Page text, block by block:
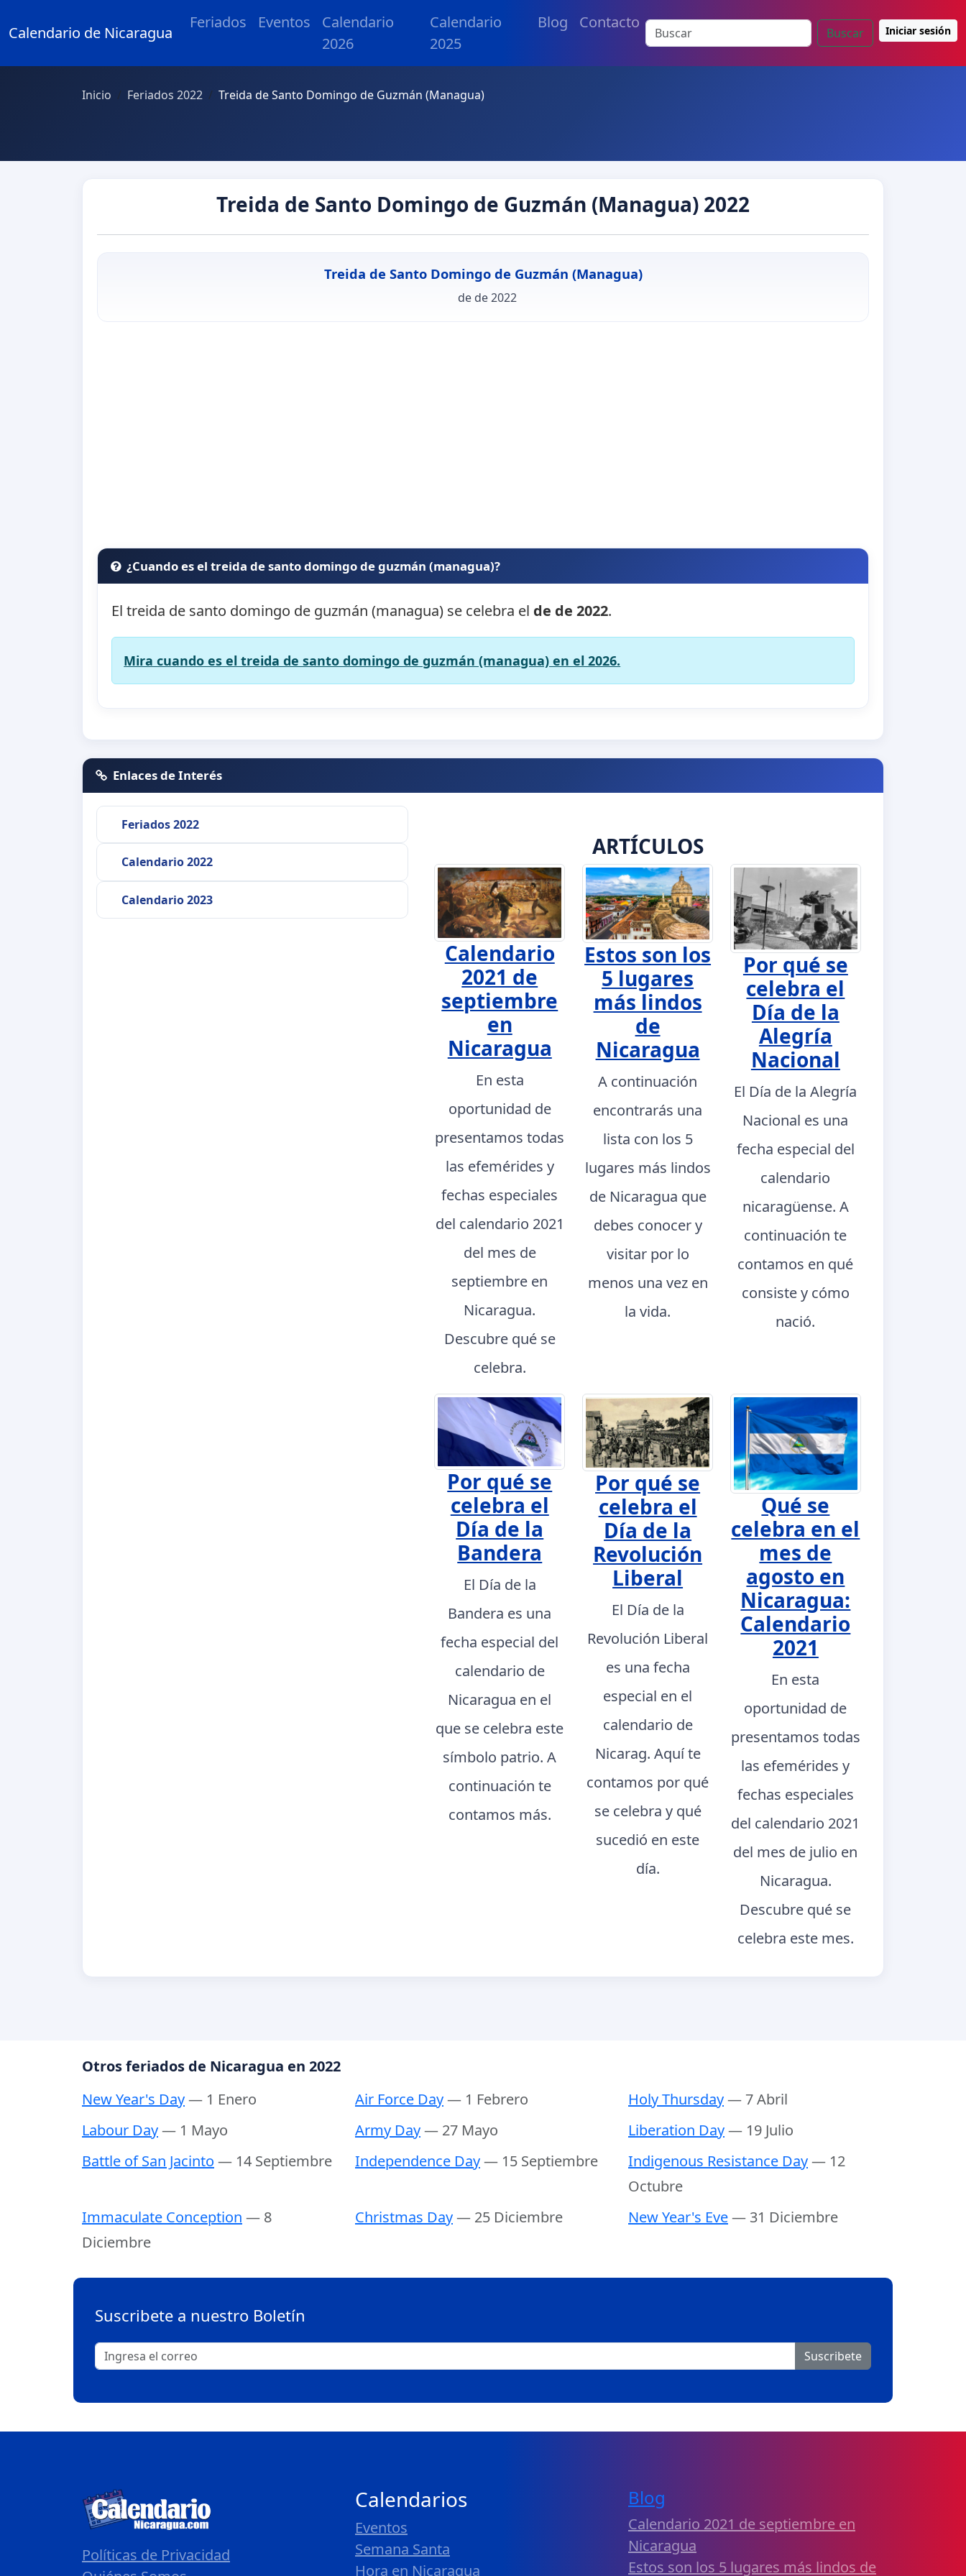
Calendario de Nicaragua
Feriados Eventos
Calendario
2026
Calendario
2025
Blog Contacto
Buscar Iniciar sesión
Inicio Feriados 2022 Treida de Santo Domingo de Guzmán (Managua)
Treida de Santo Domingo de Guzmán (Managua) 2022
Treida de Santo Domingo de Guzmán (Managua)
de de 2022
¿Cuando es el treida de santo domingo de guzmán (managua)?
El treida de santo domingo de guzmán (managua) se celebra el de de 2022.
Mira cuando es el treida de santo domingo de guzmán (managua) en el 2026.
Enlaces de Interés
Feriados 2022
Calendario 2022
Calendario 2023
ARTÍCULOS
Calendario
2021 de
septiembre
en
Nicaragua
En esta
oportunidad de
presentamos todas
las efemérides y
fechas especiales
del calendario 2021
del mes de
septiembre en
Nicaragua.
Descubre qué se
celebra.
Estos son los
5 lugares
más lindos
de
Nicaragua
A continuación
encontrarás una
lista con los 5
lugares más lindos
de Nicaragua que
debes conocer y
visitar por lo
menos una vez en
la vida.
Por qué se
celebra el
Día de la
Alegría
Nacional
El Día de la Alegría
Nacional es una
fecha especial del
calendario
nicaragüense. A
continuación te
contamos en qué
consiste y cómo
nació.
Por qué se
celebra el
Día de la
Bandera
El Día de la
Bandera es una
fecha especial del
calendario de
Nicaragua en el
que se celebra este
símbolo patrio. A
continuación te
contamos más.
Por qué se
celebra el
Día de la
Revolución
Liberal
El Día de la
Revolución Liberal
es una fecha
especial en el
calendario de
Nicarag. Aquí te
contamos por qué
se celebra y qué
sucedió en este
día.
Qué se
celebra en el
mes de
agosto en
Nicaragua:
Calendario
2021
En esta
oportunidad de
presentamos todas
las efemérides y
fechas especiales
del calendario 2021
del mes de julio en
Nicaragua.
Descubre qué se
celebra este mes.
Otros feriados de Nicaragua en 2022
New Year's Day— 1 Enero Air Force Day— 1 Febrero Holy Thursday— 7 Abril
Labour Day— 1 Mayo Army Day— 27 Mayo Liberation Day— 19 Julio
Battle of San Jacinto — 14 Septiembre Independence Day— 15 Septiembre Indigenous Resistance Day— 12
Octubre
Immaculate Conception — 8
Diciembre
Christmas Day— 25 Diciembre New Year's Eve— 31 Diciembre
Suscribete a nuestro Boletín
Suscribete
Políticas de Privacidad
Calendarios
Eventos
Semana Santa
Hora en Nicaragua
Blog
Calendario 2021 de septiembre en
Nicaragua
Estos son los 5 lugares más lindos de